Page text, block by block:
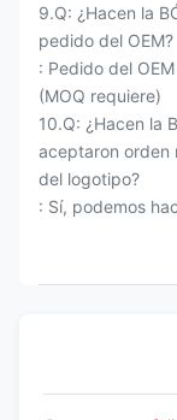
9.Q: ¿Hacen la
pedido del OEM?
: Pedido del
(MOQ requiere)
10.Q: ¿Hacen la
aceptaron orden
del logotipo?
: Sí, podemos